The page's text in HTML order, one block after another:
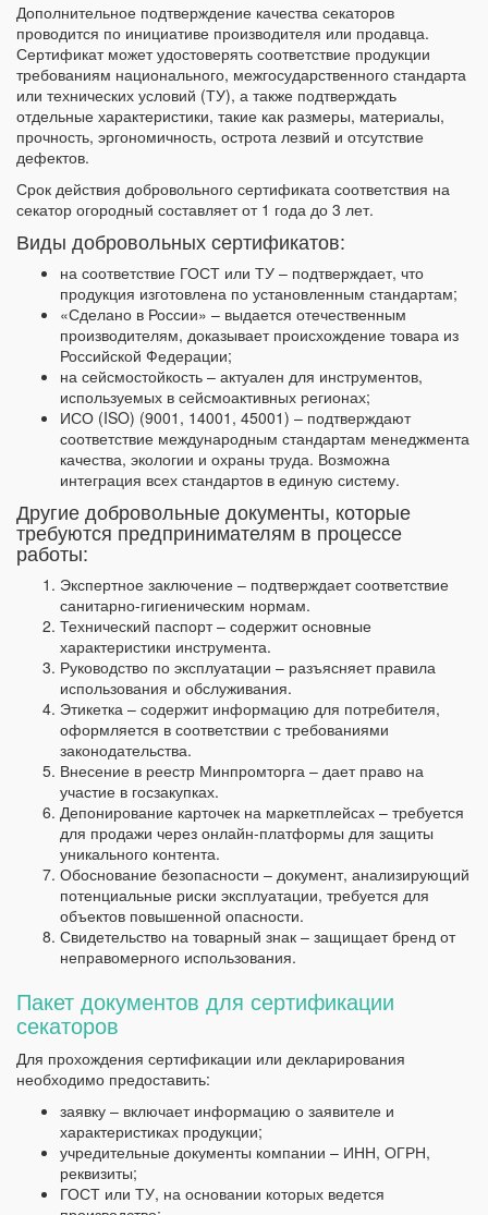
Дополнительное подтверждение качества секаторов
проводится по инициативе производителя или продавца.
Сертификат может удостоверять соответствие продукции
требованиям национального, межгосударственного стандарта
или технических условий (ТУ), а также подтверждать
отдельные характеристики, такие как размеры, материалы,
прочность, эргономичность, острота лезвий и отсутствие
дефектов.
Срок действия добровольного сертификата соответствия на
секатор огородный составляет от 1 года до 3 лет.
Виды добровольных сертификатов:
на соответствие ГОСТ или ТУ – подтверждает, что
продукция изготовлена по установленным стандартам;
«Сделано в России» – выдается отечественным
производителям, доказывает происхождение товара из
Российской Федерации;
на сейсмостойкость – актуален для инструментов,
используемых в сейсмоактивных регионах;
ИСО (ISO) (9001, 14001, 45001) – подтверждают
соответствие международным стандартам менеджмента
качества, экологии и охраны труда. Возможна
интеграция всех стандартов в единую систему.
Другие добровольные документы, которые
требуются предпринимателям в процессе
работы:
Экспертное заключение – подтверждает соответствие
санитарно-гигиеническим нормам.
Технический паспорт – содержит основные
характеристики инструмента.
Руководство по эксплуатации – разъясняет правила
использования и обслуживания.
Этикетка – содержит информацию для потребителя,
оформляется в соответствии с требованиями
законодательства.
Внесение в реестр Минпромторга – дает право на
участие в госзакупках.
Депонирование карточек на маркетплейсах – требуется
для продажи через онлайн-платформы для защиты
уникального контента.
Обоснование безопасности – документ, анализирующий
потенциальные риски эксплуатации, требуется для
объектов повышенной опасности.
Свидетельство на товарный знак – защищает бренд от
неправомерного использования.
Пакет документов для сертификации
секаторов
Для прохождения сертификации или декларирования
необходимо предоставить:
заявку – включает информацию о заявителе и
характеристиках продукции;
учредительные документы компании – ИНН, ОГРН,
реквизиты;
ГОСТ или ТУ, на основании которых ведется